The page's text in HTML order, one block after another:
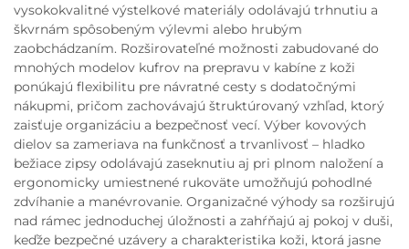
vysokokvalitné výstelkové materiály odolávajú trhnutiu a
škvrnám spôsobeným výlevmi alebo hrubým
zaobchádzaním. Rozširovateľné možnosti zabudované do
mnohých modelov kufrov na prepravu v kabíne z koži
ponúkajú flexibilitu pre návratné cesty s dodatočnými
nákupmi, pričom zachovávajú štruktúrovaný vzhľad, ktorý
zaisťuje organizáciu a bezpečnosť vecí. Výber kovových
dielov sa zameriava na funkčnosť a trvanlivosť – hladko
bežiace zipsy odolávajú zaseknutiu aj pri plnom naložení a
ergonomicky umiestnené rukoväte umožňujú pohodlné
zdvíhanie a manévrovanie. Organizačné výhody sa rozširujú
nad rámec jednoduchej úložnosti a zahŕňajú aj pokoj v duši,
keďže bezpečné uzávery a charakteristika koži, ktorá jasne